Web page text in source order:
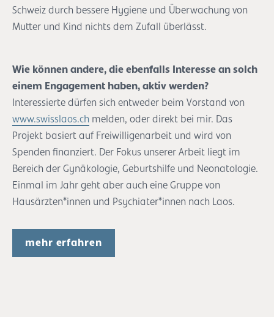
Schweiz durch bessere Hygiene und Überwachung von
Mutter und Kind nichts dem Zufall überlässt.
Wie können andere, die ebenfalls Interesse an solch
einem Engagement haben, aktiv werden?
Interessierte dürfen sich entweder beim Vorstand von
www.swisslaos.ch melden, oder direkt bei mir. Das
Projekt basiert auf Freiwilligenarbeit und wird von
Spenden finanziert. Der Fokus unserer Arbeit liegt im
Bereich der Gynäkologie, Geburtshilfe und Neonatologie.
Einmal im Jahr geht aber auch eine Gruppe von
Hausärzten*innen und Psychiater*innen nach Laos.
mehr erfahren